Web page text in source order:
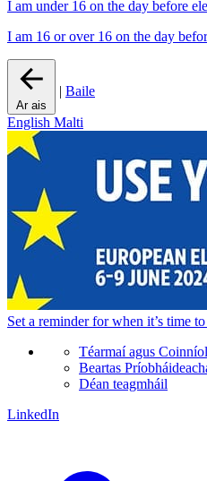
I am under 16 on the day before
I am 16 or over 16 on the day
Ar ais
| Baile
English Malti
Set a reminderfor when it’s time
Téarmaí agus
Beartas
Déan teagmháil
LinkedIn